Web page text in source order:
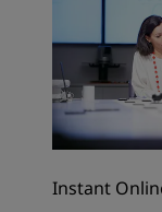
Instant